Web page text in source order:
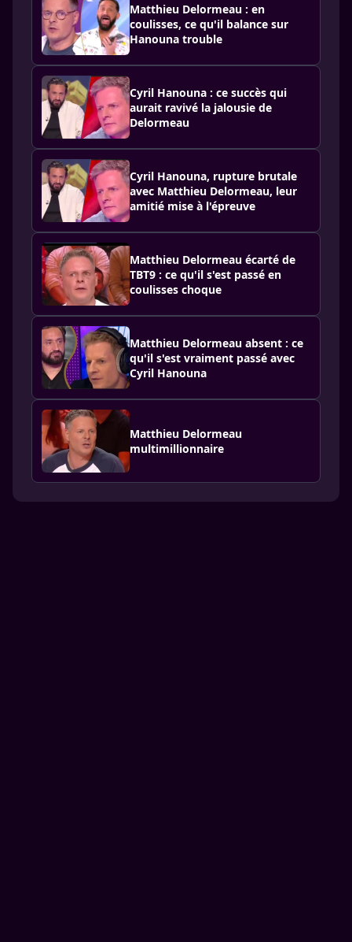
Matthieu Delormeau : en
coulisses, ce qu'il balance sur
Hanouna trouble
Cyril Hanouna : ce succès qui
aurait ravivé la jalousie de
Delormeau
Cyril Hanouna, rupture brutale
avec Matthieu Delormeau, leur
amitié mise à l'épreuve
Matthieu Delormeau écarté de
TBT9 : ce qu'il s'est passé en
coulisses choque
Matthieu Delormeau absent : ce
qu'il s'est vraiment passé avec
Cyril Hanouna
Matthieu Delormeau
multimillionnaire